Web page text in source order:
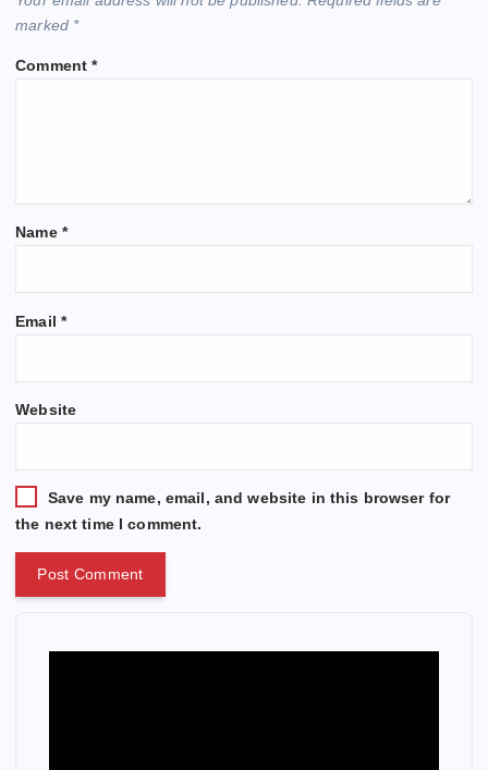
marked *
Comment*
Name *
Email *
Website
Save my name, email, and website in this browser for
the next time I comment.